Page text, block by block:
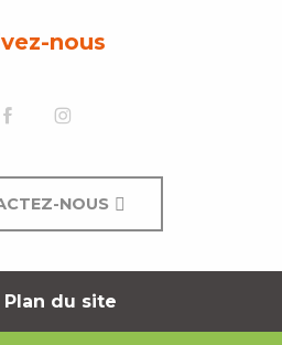
nous
NOUS
Plan du site